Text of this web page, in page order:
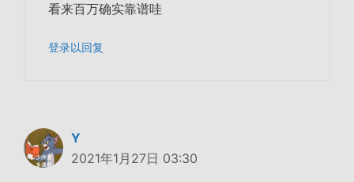
看来百万确实靠谱哇
登录以回复
Y
2021年1月27日 03:30